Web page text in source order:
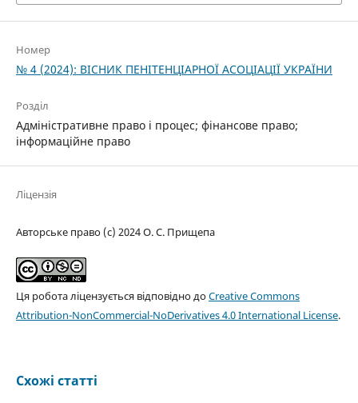
Номер
№ 4 (2024): ВІСНИК ПЕНІТЕНЦІАРНОЇ АСОЦІАЦІЇ УКРАЇНИ
Розділ
Адміністративне право і процес; фінансове право;
інформаційне право
Ліцензія
Авторське право (c) 2024 О. С. Прищепа
Ця робота ліцензується відповідно доCreative Commons
Attribution-NonCommercial-NoDerivatives 4.0 International License.
Схожі статті